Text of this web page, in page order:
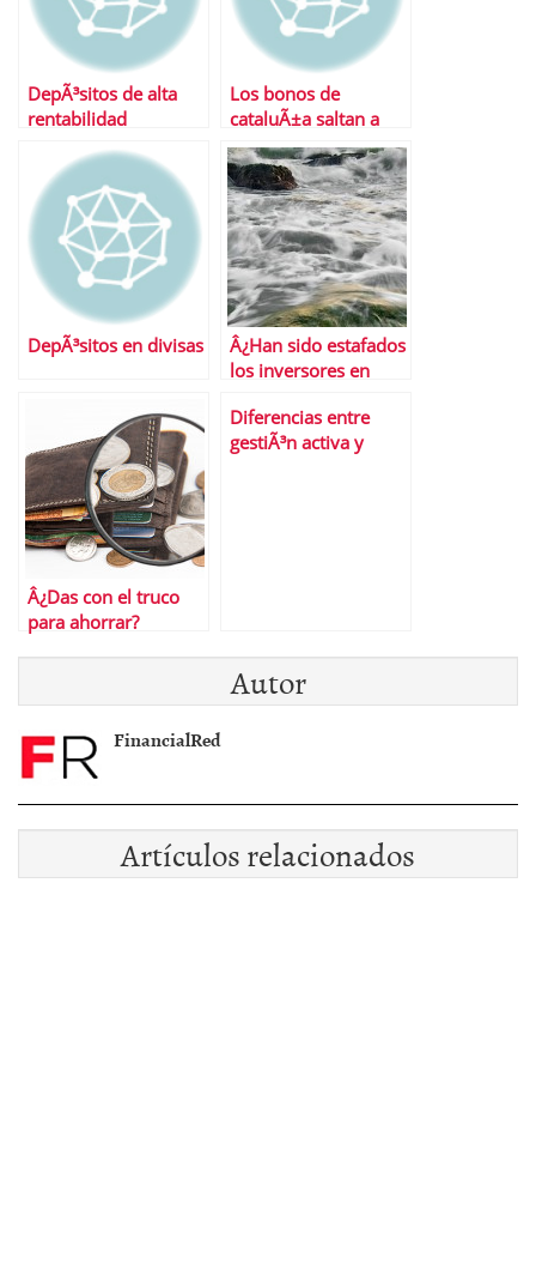
DepÃ³sitos de alta
rentabilidad
de pensiones
Los bonos de
cataluÃ±a saltan a
escena
DepÃ³sitos en divisas
Â¿Han sido estafados
los inversores en
Bankia?
Â¿Das con el truco
para ahorrar?
Diferencias entre
gestiÃ³n activa y
Autor
FinancialRed
Artículos relacionados